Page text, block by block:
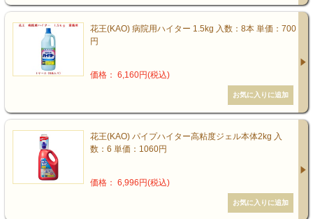
花王(KAO) 病院用ハイター 1.5kg 入数：8本 単価：700
円
価格： 6,160円(税込)
花王(KAO) パイプハイター高粘度ジェル本体2kg 入
数：6 単価：1060円
価格： 6,996円(税込)